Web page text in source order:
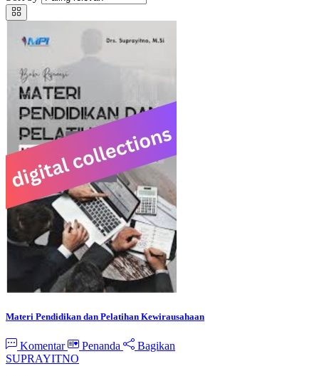
Materi Pendidikan dan Pelatihan Kewirausahaan
Komentar Penanda
Bagikan
SUPRAYITNO